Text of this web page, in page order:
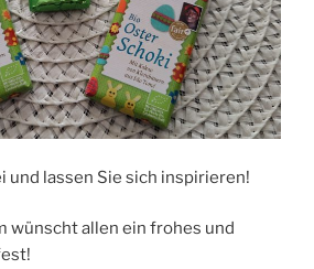
und lassen Sie sich inspirieren!
wünscht allen ein frohes und